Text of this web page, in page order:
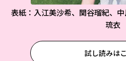
表紙：入江美沙希、関谷瑠紀、
琉衣
試し読みは